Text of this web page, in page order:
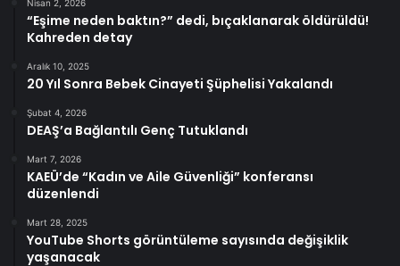
Nisan 2, 2026
“Eşime neden baktın?” dedi, bıçaklanarak öldürüldü!
Kahreden detay
Aralık 10, 2025
20 Yıl Sonra Bebek Cinayeti Şüphelisi Yakalandı
Şubat 4, 2026
DEAŞ’a Bağlantılı Genç Tutuklandı
Mart 7, 2026
KAEÜ’de “Kadın ve Aile Güvenliği” konferansı
düzenlendi
Mart 28, 2025
YouTube Shorts görüntüleme sayısında değişiklik
yaşanacak